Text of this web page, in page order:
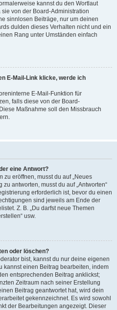
kannst du den Wortlaut
von der Board-Administration
sinnlosen Beiträge, nur um deinen
dulden dieses Verhalten nicht und ein
Rang unter Umständen einfach
E-Mail-Link klicke, werde ich
E-Mail-Funktion für
falls diese von der Board-
Maßnahme soll den Missbrauch
eine Antwort?
zu eröffnen, musst du auf „Neues
antworten, musst du auf „Antworten“
erforderlich ist, bevor du einen
sind jeweils am Ende der
Z. B. „Du darfst neue Themen
usw.
oder löschen?
bist, kannst du nur deine eigenen
kannst einen Beitrag bearbeiten, indem
entsprechenden Beitrag anklickst;
Zeitraum nach seiner Erstellung
Beitrag geantwortet hat, wird dein
gekennzeichnet. Es wird sowohl
der Bearbeitungen angezeigt. Dieser